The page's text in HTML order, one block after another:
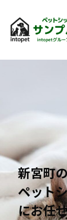
新宮町
ペット
にお任